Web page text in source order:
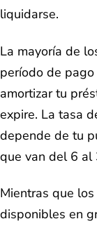
liquidarse.
La mayoría de
período de
amortizar tu
expire. La tasa
depende de tu
que van del 6 al
Mientras que
disponibles en